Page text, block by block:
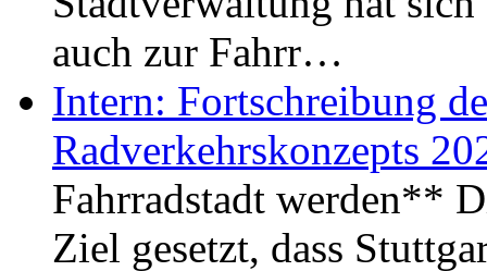
auch zur Fahrr…
Intern: Fortschreibung
Radverkehrskonzepts
Fahrradstadt werden**
Ziel gesetzt, dass